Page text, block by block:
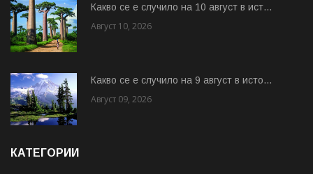
Какво се е случило на 10 август в ист...
Август 10, 2026
Какво се е случило на 9 август в исто...
Август 09, 2026
КАТЕГОРИИ